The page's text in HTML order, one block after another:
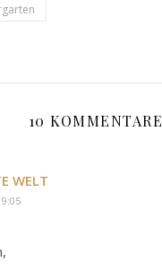
10 KOMMENTARE
WELT